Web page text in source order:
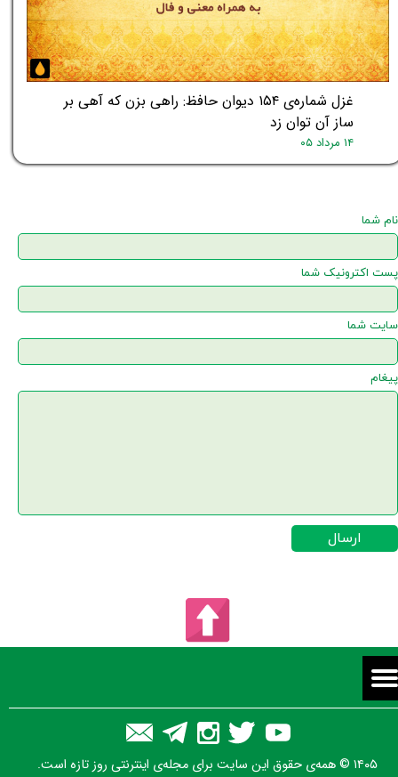
غزل شماره‌ی ۱۵۴ دیوان حافظ: راهی بزن که آهی بر
ساز آن توان زد
۱۴ مرداد ۰۵
نام شما
پست اکترونیک شما
سایت شما
پیغام
ارسال
۱۴۰۵ © همه‌ی حقوق این سایت برای مجله‌ی اینترنتی روز تازه است.